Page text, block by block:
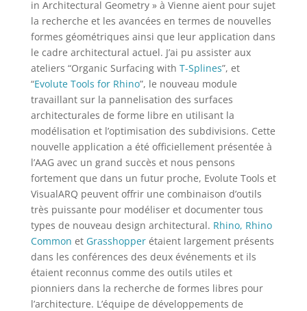
in Architectural Geometry » à Vienne aient pour sujet
la recherche et les avancées en termes de nouvelles
formes géométriques ainsi que leur application dans
le cadre architectural actuel. J’ai pu assister aux
ateliers “Organic Surfacing with T-Splines”, et
“Evolute Tools for Rhino”, le nouveau module
travaillant sur la pannelisation des surfaces
architecturales de forme libre en utilisant la
modélisation et l’optimisation des subdivisions. Cette
nouvelle application a été officiellement présentée à
l’AAG avec un grand succès et nous pensons
fortement que dans un futur proche, Evolute Tools et
VisualARQ peuvent offrir une combinaison d’outils
très puissante pour modéliser et documenter tous
types de nouveau design architectural. Rhino, Rhino
Common et Grasshopperétaient largement présents
dans les conférences des deux événements et ils
étaient reconnus comme des outils utiles et
pionniers dans la recherche de formes libres pour
l’architecture. L’équipe de développements de